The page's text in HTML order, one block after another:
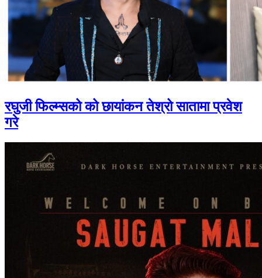
रघुजी फिल्म्सको को छायांकन तेश्रो सातामा प्रवेश
गरे